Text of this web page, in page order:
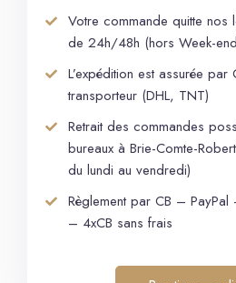
Votre commande quitte nos
de 24h/48h (hors Week-
L’expédition est assurée
transporteur (DHL, TNT)
Retrait des commandes
bureaux à Brie-Comte-
du lundi au vendredi)
Règlement par CB –
– 4xCB sans frais